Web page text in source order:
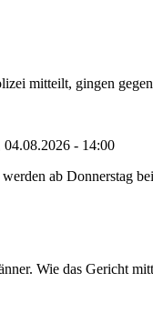
mitteilt, gingen
04.08.2026 - 14:00
ab Donnerstag
Wie das Gericht